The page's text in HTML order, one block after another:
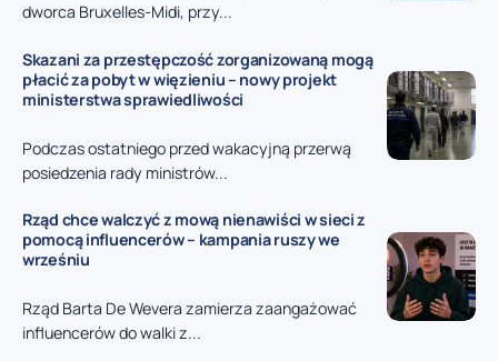
dworca Bruxelles-Midi, przy...
Skazani za przestępczość zorganizowaną mogą
płacić za pobyt w więzieniu – nowy projekt
ministerstwa sprawiedliwości
Podczas ostatniego przed wakacyjną przerwą
posiedzenia rady ministrów...
Rząd chce walczyć z mową nienawiści w sieci z
pomocą influencerów – kampania ruszy we
wrześniu
Rząd Barta De Wevera zamierza zaangażować
influencerów do walki z...